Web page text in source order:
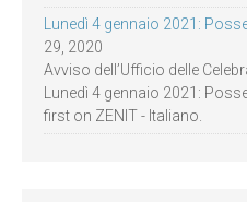
Lunedì 4 gennaio 2021:
29, 2020
Avviso dell’Ufficio delle
Lunedì 4 gennaio 2021:
first on ZENIT - Italiano.